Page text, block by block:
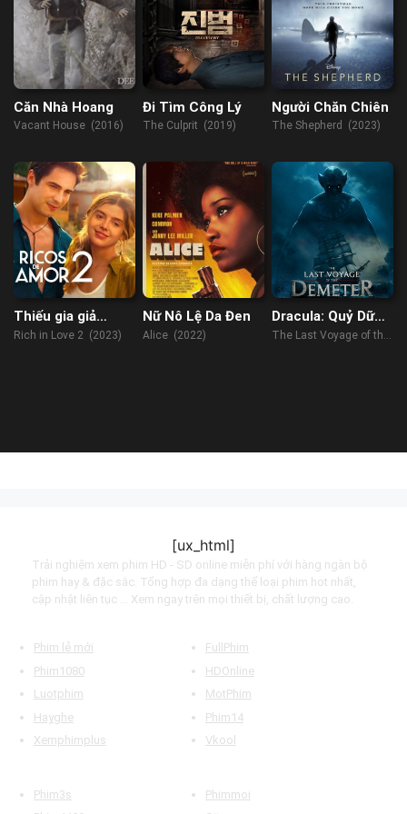
Căn Nhà Hoang
Vacant House (2016)
Đi Tìm Công Lý
The Culprit (2019)
Người Chăn Chiên
The Shepherd (2023)
Thiếu gia giả
nghèo 2
Rich in Love 2 (2023)
Nữ Nô Lệ Da Đen
Alice (2022)
Dracula: Quỷ Dữ
Thức Tỉnh
The Last Voyage of the